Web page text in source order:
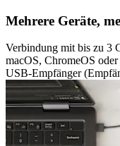
Mehrere Geräte,
Verbindung mit bis zu 3
macOS, ChromeOS
USB-Empfänger